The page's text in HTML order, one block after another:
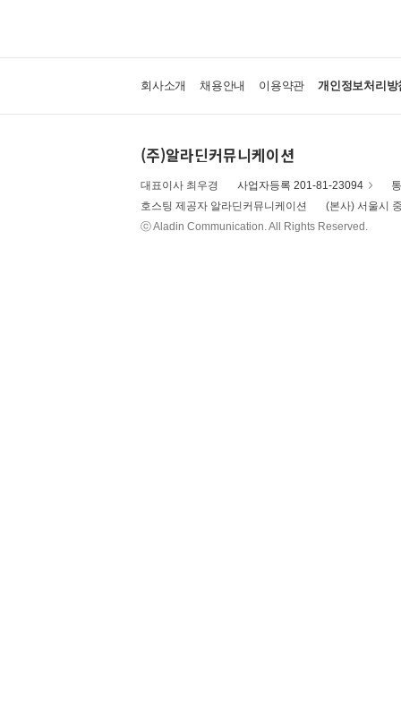
회사소개 채용안내 이용약관 개인정보처리방
(주)알라딘커뮤니케이션
대표이사 최우경 사업자등록 201-81-23094
호스팅 제공자 알라딘커뮤니케이션
(본사) 서울시
ⓒ Aladin Communication. All Rights Reserved.